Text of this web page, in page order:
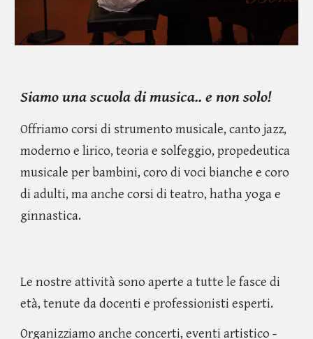
Siamo una scuola di musica.. e non solo!
Offriamo corsi di strumento musicale, canto jazz,
moderno e lirico, teoria e solfeggio, propedeutica
musicale per bambini, coro di voci bianche e coro
di adulti, ma anche corsi di teatro, hatha yoga e
ginnastica.
Le nostre attività sono aperte a tutte le fasce di
età, tenute da docenti e professionisti esperti.
Organizziamo anche concerti, eventi artistico -